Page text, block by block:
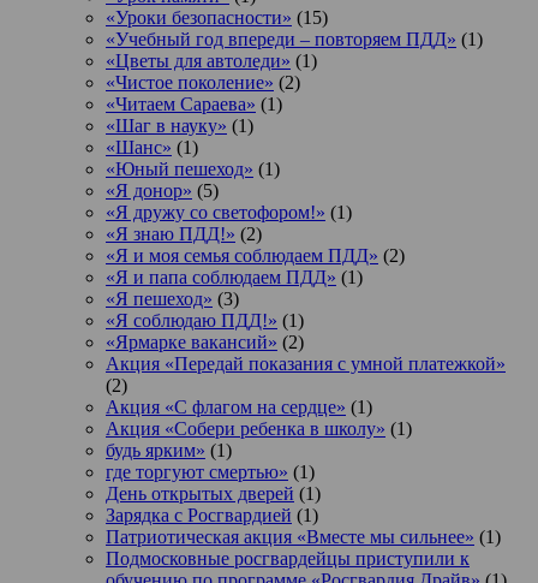
«Уроки безопасности» (15)
«Учебный год впереди – повторяем ПДД» (1)
«Цветы для автоледи» (1)
«Чистое поколение» (2)
«Читаем Сараева» (1)
«Шаг в науку» (1)
«Шанс» (1)
«Юный пешеход» (1)
«Я донор» (5)
«Я дружу со светофором!» (1)
«Я знаю ПДД!» (2)
«Я и моя семья соблюдаем ПДД» (2)
«Я и папа соблюдаем ПДД» (1)
«Я пешеход» (3)
«Я соблюдаю ПДД!» (1)
«Ярмарке вакансий» (2)
Акция «Передай показания с умной платежкой»
(2)
Акция «С флагом на сердце» (1)
Акция «Собери ребенка в школу» (1)
будь ярким» (1)
где торгуют смертью» (1)
День открытых дверей (1)
Зарядка с Росгвардией (1)
Патриотическая акция «Вместе мы сильнее» (1)
Подмосковные росгвардейцы приступили к